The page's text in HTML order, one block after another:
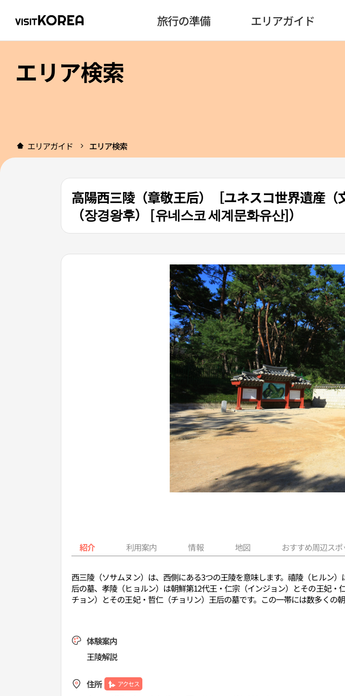
旅行の準備 エリアガイド
エリア検索
エリアガイド エリア検索
高陽西三陵（章敬王后）［ユネスコ世界遺産（
（장경왕후） [유네스코 세계문화유산]）
紹介 利用案内 情報 地図 おすすめ周辺スポ
西三陵（ソサムヌン）は、西側にある3つの王陵を意味します。禧陵（ヒルン
后の墓、孝陵（ヒョルン）は朝鮮第12代王・仁宗（インジョン）とその王妃
チョン）とその王妃・哲仁（チョリン）王后の墓です。この一帯には数多くの
体験案内
王陵解説
住所 アクセス